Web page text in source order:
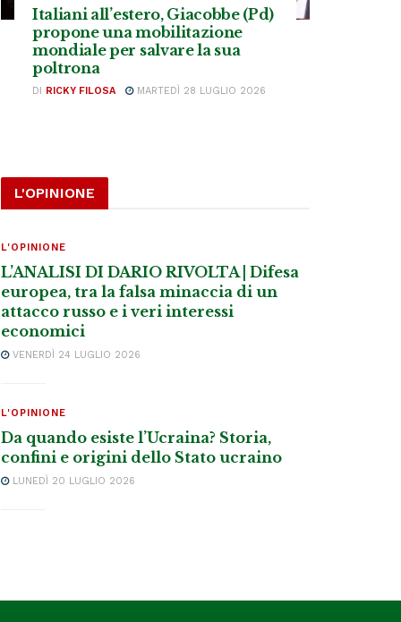
Italiani all’estero, Giacobbe (Pd)
propone una mobilitazione
mondiale per salvare la sua
poltrona
DI RICKY FILOSA MARTEDÌ 28 LUGLIO 2026
L'OPINIONE
L'OPINIONE
L’ANALISI DI DARIO RIVOLTA | Difesa
europea, tra la falsa minaccia di un
attacco russo e i veri interessi
economici
VENERDÌ 24 LUGLIO 2026
L'OPINIONE
Da quando esiste l’Ucraina? Storia,
confini e origini dello Stato ucraino
LUNEDÌ 20 LUGLIO 2026